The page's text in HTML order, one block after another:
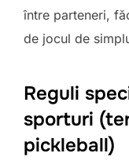
între parteneri,
de jocul de
Reguli
sporturi
pickleball)